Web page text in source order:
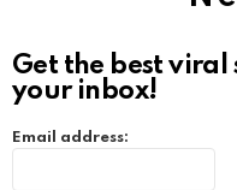
Get the best
your inbox!
Email address: